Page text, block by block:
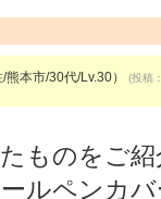
熊本市/30代/Lv.30） (投稿
ものをご
ルペンカ